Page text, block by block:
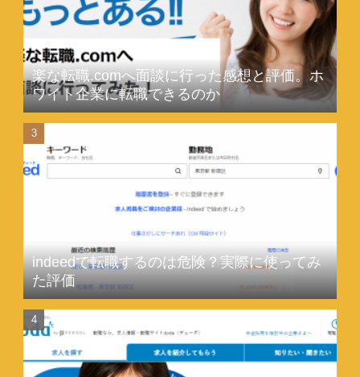
楽な転職.comへ面談に行った感想と評価。ホ
ワイト企業に転職できるのか
indeedで転職するのは危険？実際に使ってみ
た評価